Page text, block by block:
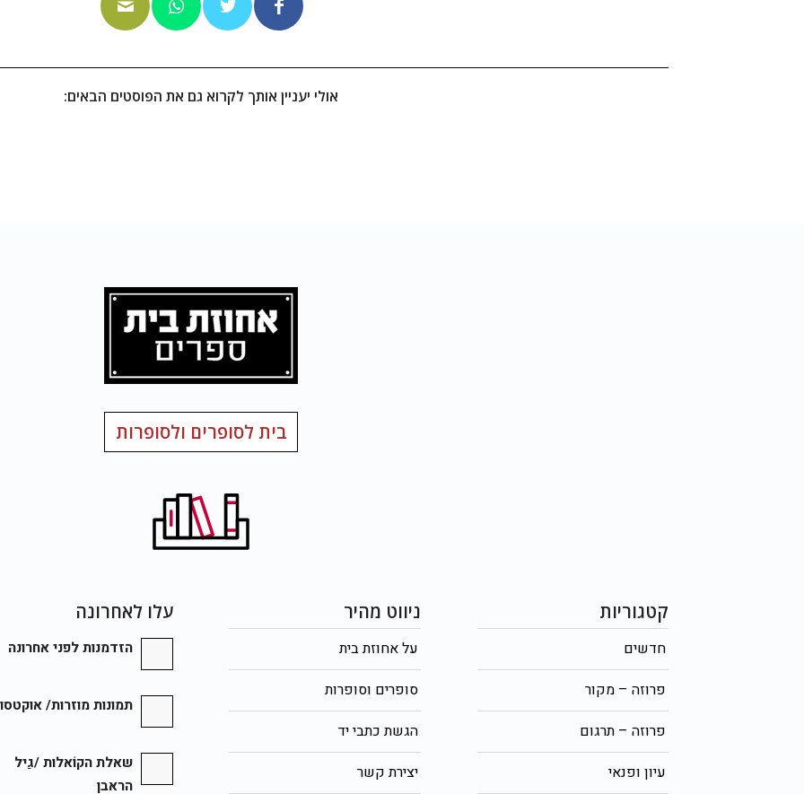
אולי יעניין אותך לקרוא גם את הפוסטים הבאים:
בית לסופרים ולסופרות
קטגוריות
חדשים
פרוזה – מקור
פרוזה – תרגום
עיון ופנאי
ניווט מהיר
על אחוזת בית
סופרים וסופרות
הגשת כתבי יד
יצירת קשר
עלו לאחרונה
הזדמנות לפני אחרונה
תמונות מוזרות/ אוקטסו
שאלת הקוֹאלות /גַיל
הראבן